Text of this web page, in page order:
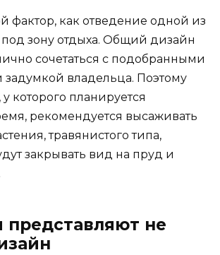
фактор, как отведение одной из
под зону отдыха. Общий дизайн
сочетаться с подобранными
задумкой владельца. Поэтому
которого планируется
рекомендуется высаживать
травянистого типа,
закрывать вид на пруд и
представляют не